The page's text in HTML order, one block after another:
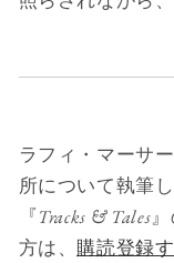
ラフィ・マーサ
所について執筆
『Tracks & Tales
方は、 購読登録